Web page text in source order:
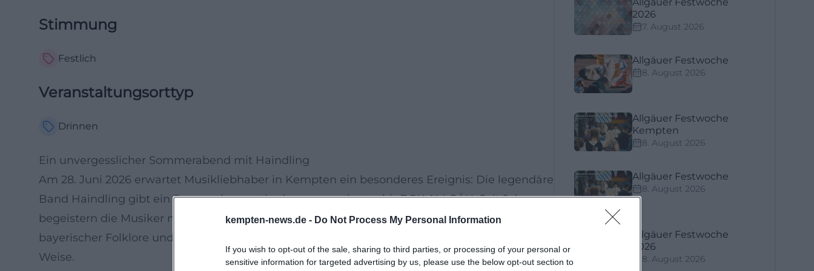
kempten-news.de - Do Not Process My Personal Information
If you wish to opt-out of the sale, sharing to third parties, or processing of your personal or
sensitive information for targeted advertising by us, please use the below opt-out section to
Stimmung
Festlich
Veranstaltungsorttyp
Drinnen
Ein unvergesslicher Sommerabend mit Haindling
Am 28. Juni 2026 erwartet Musikliebhaber in Kempten ein besonderes Ereignis: Die legendäre
Band Haindling gibt ein Sommerkonzert in der renommierten bigBOX ALLGÄU. Seit Jahren
begeistern die Musiker mit ihrer unverwechselbaren Mischung aus Pop, Jazz, Blasmusik und
bayerischer Folklore und verbinden dabei traditionelle und moderne Klänge auf einzigartige
Weise.
2026
7. August 2026
Allgäuer Festwoche
8. August 2026
Allgäuer Festwoche
Kempten
8. August 2026
Allgäuer Festwoche
8. August 2026
Allgäuer Festwoche
2026
8. August 2026